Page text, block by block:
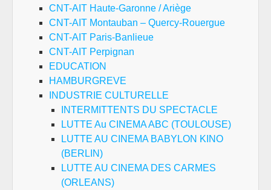
CNT-AIT Haute-Garonne / Ariège
CNT-AIT Montauban – Quercy-Rouergue
CNT-AIT Paris-Banlieue
CNT-AIT Perpignan
EDUCATION
HAMBURGREVE
INDUSTRIE CULTURELLE
INTERMITTENTS DU SPECTACLE
LUTTE Au CINEMA ABC (TOULOUSE)
LUTTE AU CINEMA BABYLON KINO
(BERLIN)
LUTTE AU CINEMA DES CARMES
(ORLEANS)